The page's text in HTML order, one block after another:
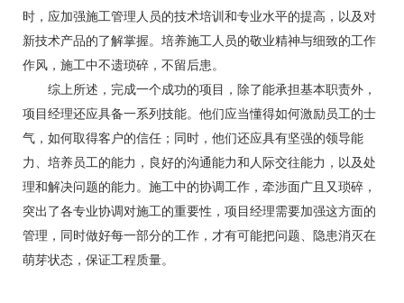
时，应加强施工管理人员的技术培训和专业水平的提高，以及对
新技术产品的了解掌握。培养施工人员的敬业精神与细致的工作
作风，施工中不遗琐碎，不留后患。
综上所述，完成一个成功的项目，除了能承担基本职责外，
项目经理还应具备一系列技能。他们应当懂得如何激励员工的士
气，如何取得客户的信任；同时，他们还应具有坚强的领导能
力、培养员工的能力，良好的沟通能力和人际交往能力，以及处
理和解决问题的能力。施工中的协调工作，牵涉面广且又琐碎，
突出了各专业协调对施工的重要性，项目经理需要加强这方面的
管理，同时做好每一部分的工作，才有可能把问题、隐患消灭在
萌芽状态，保证工程质量。